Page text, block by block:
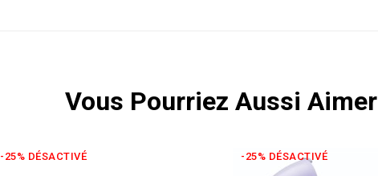
Vous Pourriez Aussi Aimer
-25% DÉSACTIVÉ -25% DÉSACTIVÉ